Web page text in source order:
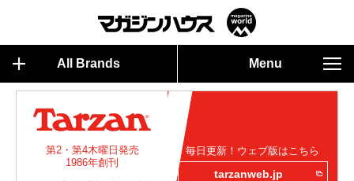
All Brands Menu
第2・第4木曜日発売
1986年創刊
毎日更新！ウェブ版はこちら
tarzanweb.jp